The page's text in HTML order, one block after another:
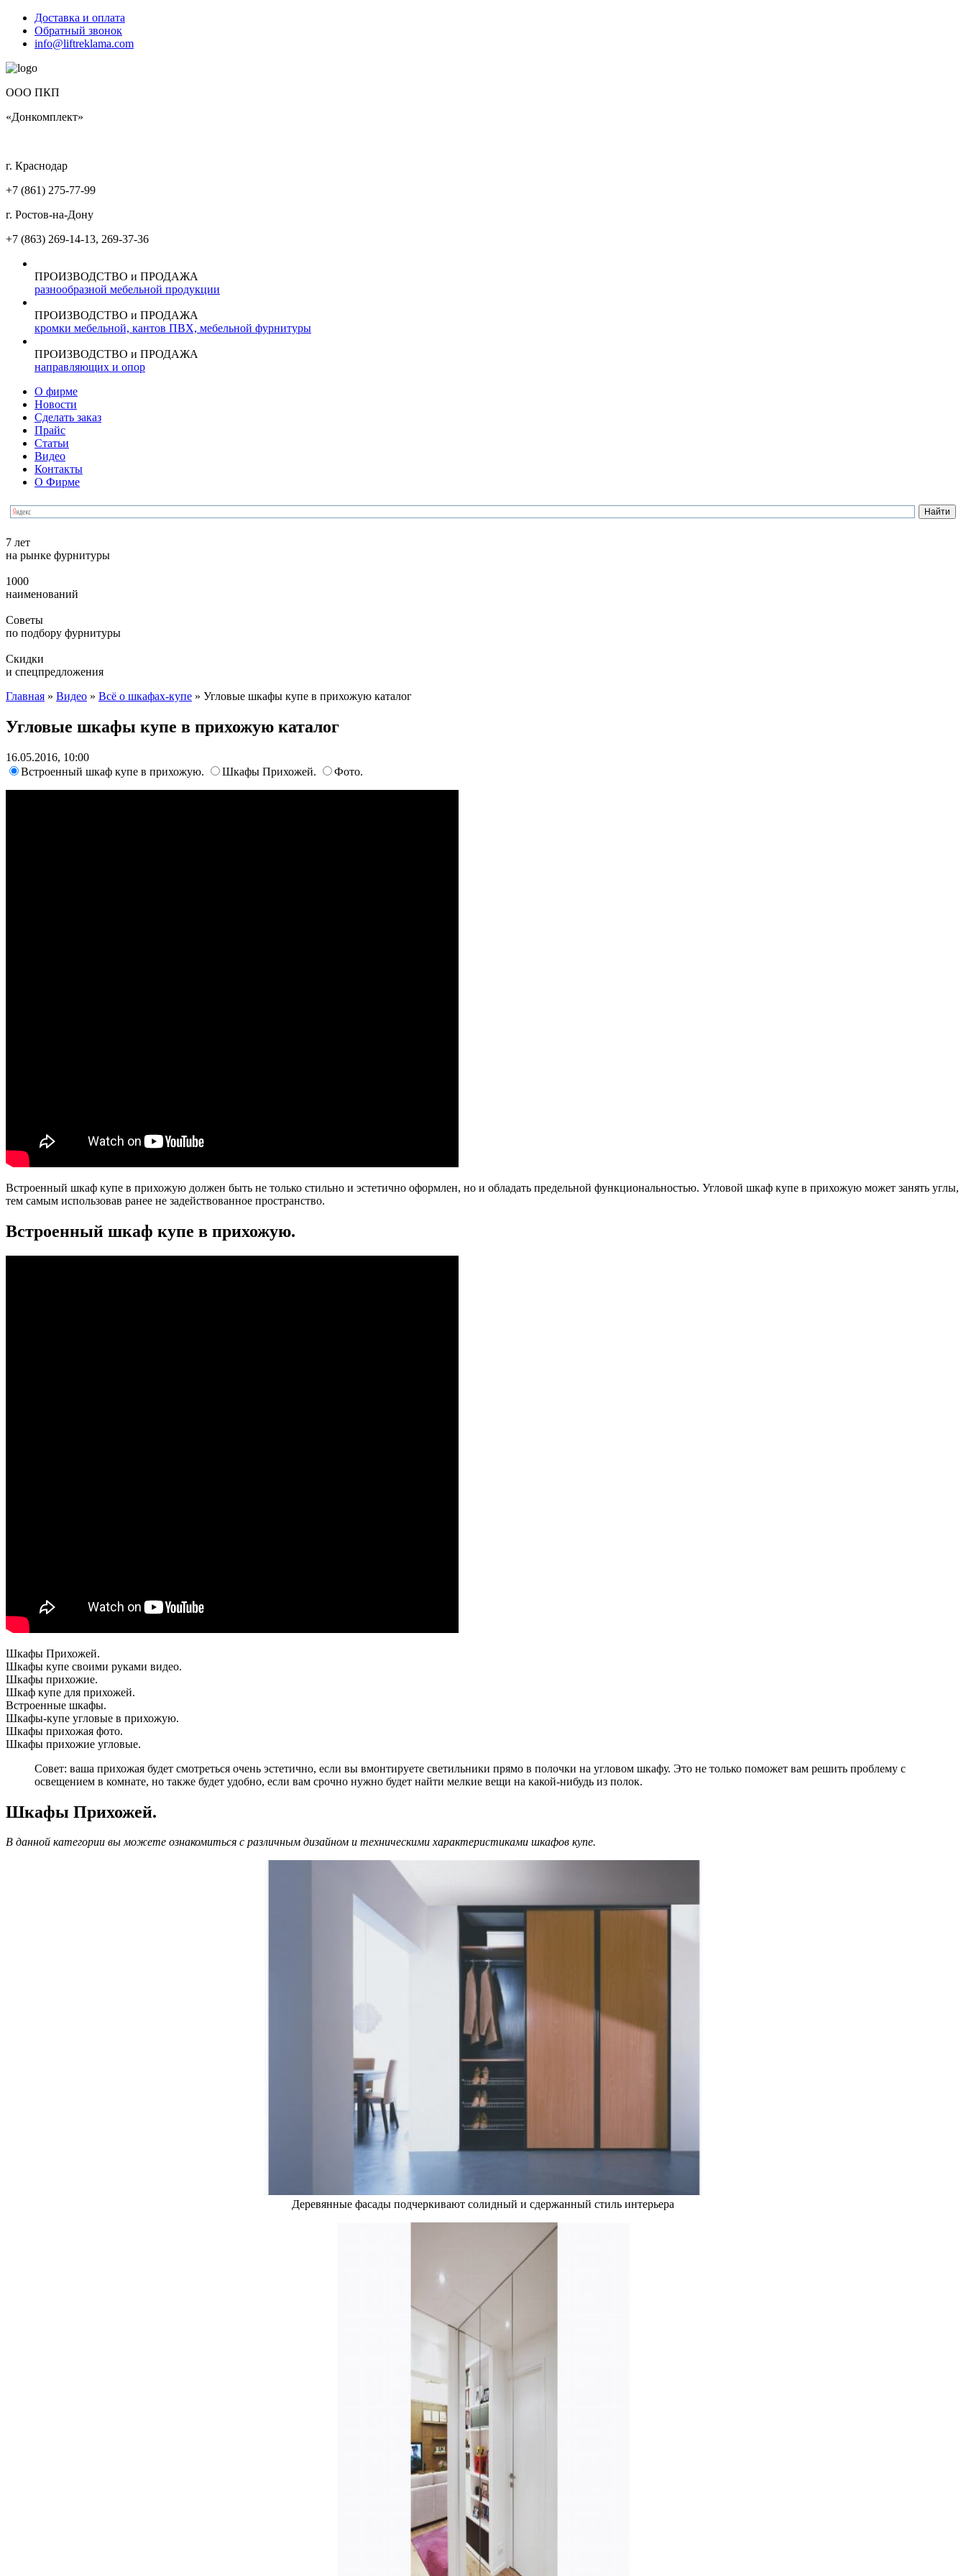
Доставка и оплата
Обратный звонок
info@liftreklama.com
ООО ПКП
«Донкомплект»
г. Краснодар
+7 (861) 275-77-99
г. Ростов-на-Дону
+7 (863) 269-14-13, 269-37-36
ПРОИЗВОДСТВО и ПРОДАЖА
разнообразной мебельной продукции
ПРОИЗВОДСТВО и ПРОДАЖА
кромки мебельной, кантов ПВХ, мебельной фурнитуры
ПРОИЗВОДСТВО и ПРОДАЖА
направляющих и опор
О фирме
Новости
Сделать заказ
Прайс
Статьи
Видео
Контакты
О Фирме
7 лет
на рынке фурнитуры
1000
наименований
Советы
по подбору фурнитуры
Скидки
и спецпредложения
Главная » Видео » Всё о шкафах-купе » Угловые шкафы купе в прихожую каталог
Угловые шкафы купе в прихожую каталог
16.05.2016, 10:00
Встроенный шкаф купе в прихожую.
Шкафы Прихожей. Фото.
Встроенный шкаф купе в прихожую должен быть не только стильно и эстетично оформлен, но и обладать предельной функциональностью. Угловой шкаф купе в прихожую может занять углы,
тем самым использовав ранее не задействованное пространство.
Встроенный шкаф купе в прихожую.
Шкафы Прихожей.
Шкафы купе своими руками видео.
Шкафы прихожие.
Шкаф купе для прихожей.
Встроенные шкафы.
Шкафы-купе угловые в прихожую.
Шкафы прихожая фото.
Шкафы прихожие угловые.
Совет: ваша прихожая будет смотреться очень эстетично, если вы вмонтируете светильники прямо в полочки на угловом шкафу. Это не только поможет вам решить проблему с
освещением в комнате, но также будет удобно, если вам срочно нужно будет найти мелкие вещи на какой-нибудь из полок.
Шкафы Прихожей.
В данной категории вы можете ознакомиться с различным дизайном и техническими характеристиками шкафов купе.
Деревянные фасады подчеркивают солидный и сдержанный стиль интерьера